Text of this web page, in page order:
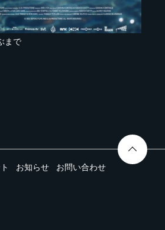
まで
お知らせ お問い合わせ